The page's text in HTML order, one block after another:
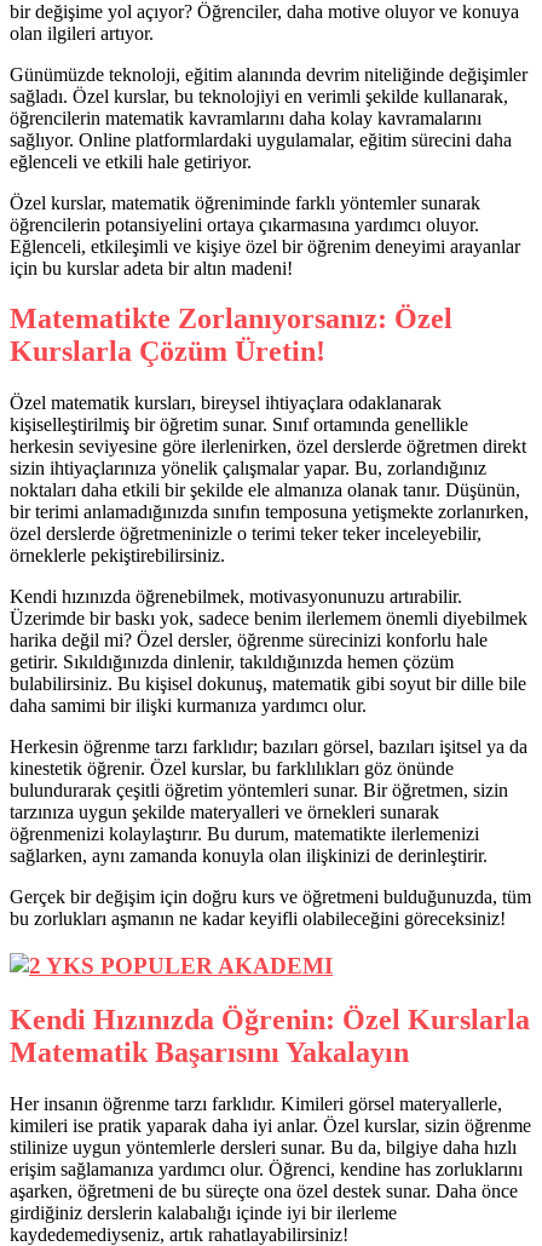
bir değişime yol açıyor? Öğrenciler, daha motive oluyor ve konuya
olan ilgileri artıyor.
Günümüzde teknoloji, eğitim alanında devrim niteliğinde değişimler
sağladı. Özel kurslar, bu teknolojiyi en verimli şekilde kullanarak,
öğrencilerin matematik kavramlarını daha kolay kavramalarını
sağlıyor. Online platformlardaki uygulamalar, eğitim sürecini daha
eğlenceli ve etkili hale getiriyor.
Özel kurslar, matematik öğreniminde farklı yöntemler sunarak
öğrencilerin potansiyelini ortaya çıkarmasına yardımcı oluyor.
Eğlenceli, etkileşimli ve kişiye özel bir öğrenim deneyimi arayanlar
için bu kurslar adeta bir altın madeni!
Matematikte Zorlanıyorsanız: Özel
Kurslarla Çözüm Üretin!
Özel matematik kursları, bireysel ihtiyaçlara odaklanarak
kişiselleştirilmiş bir öğretim sunar. Sınıf ortamında genellikle
herkesin seviyesine göre ilerlenirken, özel derslerde öğretmen direkt
sizin ihtiyaçlarınıza yönelik çalışmalar yapar. Bu, zorlandığınız
noktaları daha etkili bir şekilde ele almanıza olanak tanır. Düşünün,
bir terimi anlamadığınızda sınıfın temposuna yetişmekte zorlanırken,
özel derslerde öğretmeninizle o terimi teker teker inceleyebilir,
örneklerle pekiştirebilirsiniz.
Kendi hızınızda öğrenebilmek, motivasyonunuzu artırabilir.
Üzerimde bir baskı yok, sadece benim ilerlemem önemli diyebilmek
harika değil mi? Özel dersler, öğrenme sürecinizi konforlu hale
getirir. Sıkıldığınızda dinlenir, takıldığınızda hemen çözüm
bulabilirsiniz. Bu kişisel dokunuş, matematik gibi soyut bir dille bile
daha samimi bir ilişki kurmanıza yardımcı olur.
Herkesin öğrenme tarzı farklıdır; bazıları görsel, bazıları işitsel ya da
kinestetik öğrenir. Özel kurslar, bu farklılıkları göz önünde
bulundurarak çeşitli öğretim yöntemleri sunar. Bir öğretmen, sizin
tarzınıza uygun şekilde materyalleri ve örnekleri sunarak
öğrenmenizi kolaylaştırır. Bu durum, matematikte ilerlemenizi
sağlarken, aynı zamanda konuyla olan ilişkinizi de derinleştirir.
Gerçek bir değişim için doğru kurs ve öğretmeni bulduğunuzda, tüm
bu zorlukları aşmanın ne kadar keyifli olabileceğini göreceksiniz!
Kendi Hızınızda Öğrenin: Özel Kurslarla
Matematik Başarısını Yakalayın
Her insanın öğrenme tarzı farklıdır. Kimileri görsel materyallerle,
kimileri ise pratik yaparak daha iyi anlar. Özel kurslar, sizin öğrenme
stilinize uygun yöntemlerle dersleri sunar. Bu da, bilgiye daha hızlı
erişim sağlamanıza yardımcı olur. Öğrenci, kendine has zorluklarını
aşarken, öğretmeni de bu süreçte ona özel destek sunar. Daha önce
girdiğiniz derslerin kalabalığı içinde iyi bir ilerleme
kaydedemediyseniz, artık rahatlayabilirsiniz!